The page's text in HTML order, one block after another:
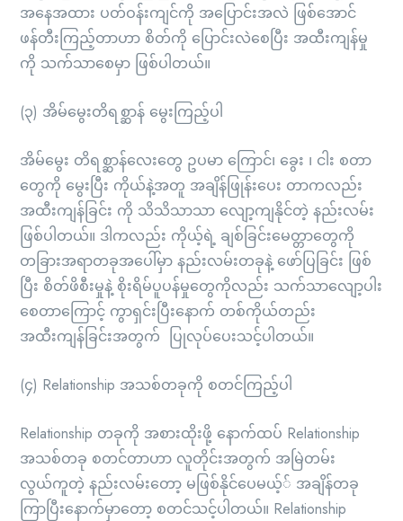
အနေအထား ပတ်ဝန်းကျင်ကို အပြောင်းအလဲ ဖြစ်အောင်
ဖန်တီးကြည့်တာဟာ စိတ်ကို ပြောင်းလဲစေပြီး အထီးကျန်မှု
ကို သက်သာစေမှာ ဖြစ်ပါတယ်။
(၃) အိမ်မွေးတိရစ္ဆာန် မွေးကြည့်ပါ
အိမ်မွေး တိရစ္ဆာန်လေးတွေ ဥပမာ ကြောင်၊ ခွေး ၊ ငါး စတာ
တွေကို မွေးပြီး ကိုယ်နဲ့အတူ အချိန်ဖြုန်းပေး တာကလည်း
အထီးကျန်ခြင်း ကို သိသိသာသာ လျော့ကျနိုင်တဲ့ နည်းလမ်း
ဖြစ်ပါတယ်။ ဒါကလည်း ကိုယ့်ရဲ့ ချစ်ခြင်းမေတ္တာတွေကို
တခြားအရာတခုအပေါ်မှာ နည်းလမ်းတခုနဲ့ ဖော်ပြခြင်း ဖြစ်
ပြီး စိတ်ဖိစီးမှုနဲ့ စိုးရိမ်ပူပန်မှုတွေကိုလည်း သက်သာလျော့ပါး
စေတာကြောင့် ကွာရှင်းပြီးနောက် တစ်ကိုယ်တည်း
အထီးကျန်ခြင်းအတွက် ပြုလုပ်ပေးသင့်ပါတယ်။
(၄) Relationship အသစ်တခုကို စတင်ကြည့်ပါ
Relationship တခုကို အစားထိုးဖို့ နောက်ထပ် Relationship
အသစ်တခု စတင်တာဟာ လူတိုင်းအတွက် အမြဲတမ်း
လွယ်ကူတဲ့ နည်းလမ်းတော့ မဖြစ်နိုင်ပေမယ့်် အချိန်တခု
ကြာပြီးနောက်မှာတော့ စတင်သင့်ပါတယ်။ Relationship